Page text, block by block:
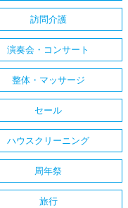
訪問介護
演奏会・コンサート
整体・マッサージ
セール
ハウスクリーニング
周年祭
旅行